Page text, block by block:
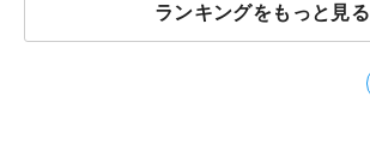
ランキングをもっと見る